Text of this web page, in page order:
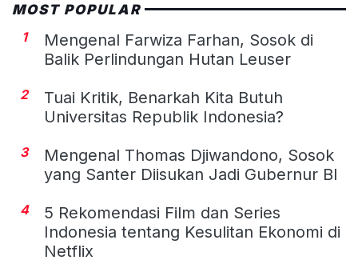
MOST POPULAR
1
Mengenal Farwiza Farhan, Sosok di
Balik Perlindungan Hutan Leuser
2
Tuai Kritik, Benarkah Kita Butuh
Universitas Republik Indonesia?
3
Mengenal Thomas Djiwandono, Sosok
yang Santer Diisukan Jadi Gubernur BI
4
5 Rekomendasi Film dan Series
Indonesia tentang Kesulitan Ekonomi di
Netflix